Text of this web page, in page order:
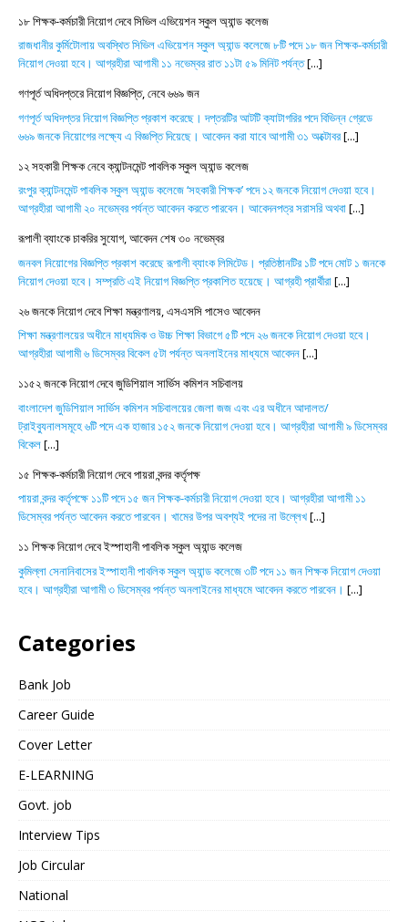
১৮ শিক্ষক-কর্মচারী নিয়োগ দেবে সিভিল এভিয়েশন স্কুল অ্যান্ড কলেজ
রাজধানীর কুর্মিটোলায় অবস্থিত সিভিল এভিয়েশন স্কুল অ্যান্ড কলেজে ৮টি পদে ১৮ জন শিক্ষক-কর্মচারী
নিয়োগ দেওয়া হবে। আগ্রহীরা আগামী ১১ নভেম্বর রাত ১১টা ৫৯ মিনিট পর্যন্ত[...]
গণপূর্ত অধিদপ্তরে নিয়োগ বিজ্ঞপ্তি, নেবে ৬৬৯ জন
গণপূর্ত অধিদপ্তর নিয়োগ বিজ্ঞপ্তি প্রকাশ করেছে। দপ্তরটির আটটি ক্যাটাগরির পদে বিভিন্ন গ্রেডে
৬৬৯ জনকে নিয়োগের লক্ষ্যে এ বিজ্ঞপ্তি দিয়েছে। আবেদন করা যাবে আগামী ৩১ অক্টোবর[...]
১২ সহকারী শিক্ষক নেবে ক্যান্টনমেন্ট পাবলিক স্কুল অ্যান্ড কলেজ
রংপুর ক্যান্টনমেন্ট পাবলিক স্কুল অ্যান্ড কলেজে ‘সহকারী শিক্ষক’ পদে ১২ জনকে নিয়োগ দেওয়া হবে।
আগ্রহীরা আগামী ২০ নভেম্বর পর্যন্ত আবেদন করতে পারবেন। আবেদনপত্র সরাসরি অথবা[...]
রূপালী ব্যাংকে চাকরির সুযোগ, আবেদন শেষ ৩০ নভেম্বর
জনবল নিয়োগের বিজ্ঞপ্তি প্রকাশ করেছে রূপালী ব্যাংক লিমিটেড। প্রতিষ্ঠানটির ১টি পদে মোট ১ জনকে
নিয়োগ দেওয়া হবে। সম্প্রতি এই নিয়োগ বিজ্ঞপ্তি প্রকাশিত হয়েছে। আগ্রহী প্রার্থীরা[...]
২৬ জনকে নিয়োগ দেবে শিক্ষা মন্ত্রণালয়, এসএসসি পাসেও আবেদন
শিক্ষা মন্ত্রণালয়ের অধীনে মাধ্যমিক ও উচ্চ শিক্ষা বিভাগে ৫টি পদে ২৬ জনকে নিয়োগ দেওয়া হবে।
আগ্রহীরা আগামী ৬ ডিসেম্বর বিকেল ৫টা পর্যন্ত অনলাইনের মাধ্যমে আবেদন[...]
১১৫২ জনকে নিয়োগ দেবে জুডিশিয়াল সার্ভিস কমিশন সচিবালয়
বাংলাদেশ জুডিশিয়াল সার্ভিস কমিশন সচিবালয়ের জেলা জজ এবং এর অধীনে আদালত/
ট্রাইব্যুনালসমূহে ৬টি পদে এক হাজার ১৫২ জনকে নিয়োগ দেওয়া হবে। আগ্রহীরা আগামী ৯ ডিসেম্বর
বিকেল[...]
১৫ শিক্ষক-কর্মচারী নিয়োগ দেবে পায়রা বন্দর কর্তৃপক্ষ
পায়রা বন্দর কর্তৃপক্ষে ১১টি পদে ১৫ জন শিক্ষক-কর্মচারী নিয়োগ দেওয়া হবে। আগ্রহীরা আগামী ১১
ডিসেম্বর পর্যন্ত আবেদন করতে পারবেন। খামের উপর অবশ্যই পদের না উল্লেখ[...]
১১ শিক্ষক নিয়োগ দেবে ইস্পাহানী পাবলিক স্কুল অ্যান্ড কলেজ
কুমিল্লা সেনানিবাসের ইস্পাহানী পাবলিক স্কুল অ্যান্ড কলেজে ৩টি পদে ১১ জন শিক্ষক নিয়োগ দেওয়া
হবে। আগ্রহীরা আগামী ৩ ডিসেম্বর পর্যন্ত অনলাইনের মাধ্যমে আবেদন করতে পারবেন। [...]
Categories
Bank Job
Career Guide
Cover Letter
E-LEARNING
Govt. job
Interview Tips
Job Circular
National